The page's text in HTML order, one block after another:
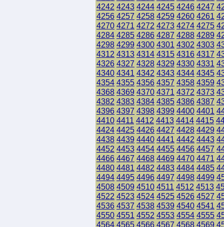
4242 4243 4244 4245 4246 4247
4256 4257 4258 4259 4260 4261
4270 4271 4272 4273 4274 4275
4284 4285 4286 4287 4288 4289
4298 4299 4300 4301 4302 4303
4312 4313 4314 4315 4316 4317
4326 4327 4328 4329 4330 4331
4340 4341 4342 4343 4344 4345
4354 4355 4356 4357 4358 4359
4368 4369 4370 4371 4372 4373
4382 4383 4384 4385 4386 4387
4396 4397 4398 4399 4400 4401
4410 4411 4412 4413 4414 4415
4424 4425 4426 4427 4428 4429
4438 4439 4440 4441 4442 4443
4452 4453 4454 4455 4456 4457
4466 4467 4468 4469 4470 4471
4480 4481 4482 4483 4484 4485
4494 4495 4496 4497 4498 4499
4508 4509 4510 4511 4512 4513
4522 4523 4524 4525 4526 4527
4536 4537 4538 4539 4540 4541
4550 4551 4552 4553 4554 4555
4564 4565 4566 4567 4568 4569